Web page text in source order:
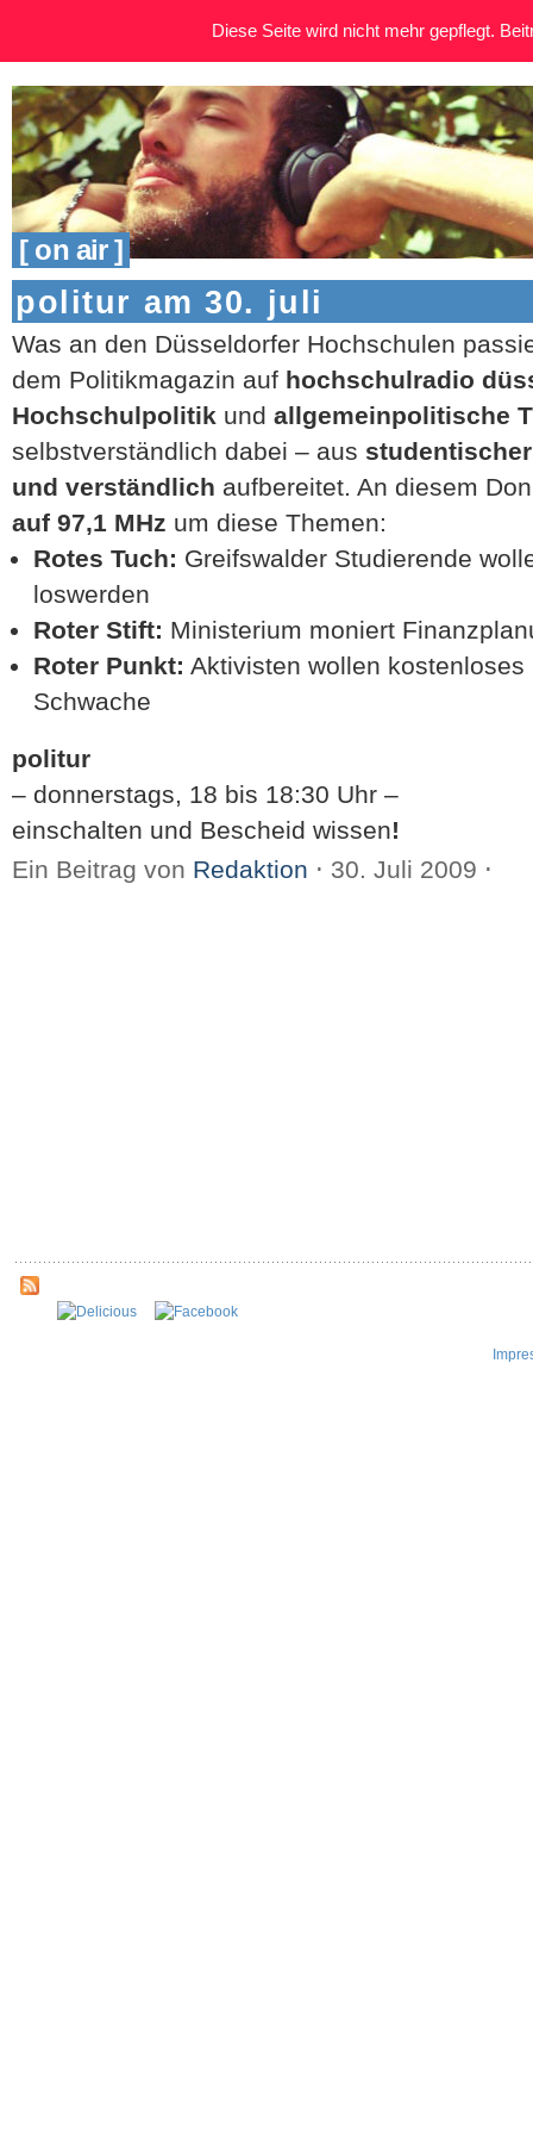
[ on air ]
politur am 30. juli
Was an den Düsseldorfer Hochschulen
dem Politikmagazin auf hochschulradio
Hochschulpolitik und allgemeinpolitische
selbstverständlich dabei – aus
und verständlich aufbereitet. An diesem
auf 97,1 MHz um diese Themen:
Rotes Tuch: Greifswalder Studierende
loswerden
Roter Stift: Ministerium moniert
Roter Punkt: Aktivisten wollen
Schwache
politur
– donnerstags, 18 bis 18:30 Uhr –
einschalten und Bescheid wissen!
Ein Beitrag von Redaktion ⋅ 30. Juli 2009 ⋅
Diese Seite wird nicht mehr gepflegt.